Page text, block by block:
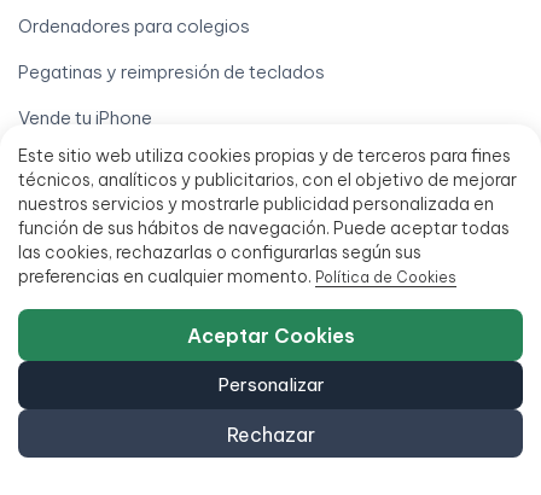
Este sitio web utiliza cookies propias y de terceros para fines
técnicos, analíticos y publicitarios, con el objetivo de mejorar
nuestros servicios y mostrarle publicidad personalizada en
función de sus hábitos de navegación. Puede aceptar todas
las cookies, rechazarlas o configurarlas según sus
preferencias en cualquier momento. Política de Cookies
Rechazar
Personalizar
Aceptar Cookies
Ordenadores para colegios
Pegatinas y reimpresión de teclados
Vende tu iPhone
Vende tu móvil
Vende tu Ordenador
Tu cuenta
Derecho de desistimiento
Descargar mi factura
Localizar mi pedido